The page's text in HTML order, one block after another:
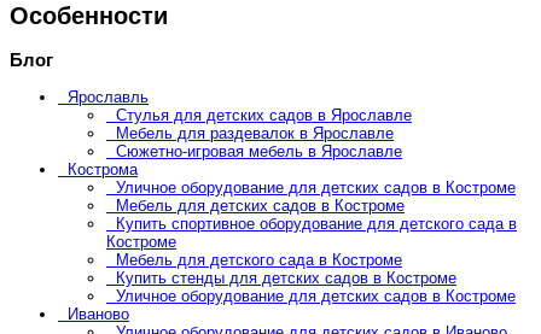
Особенности
Блог
Ярославль
Стулья для детских садов в Ярославле
Мебель для раздевалок в Ярославле
Сюжетно-игровая мебель в Ярославле
Кострома
Уличное оборудование для детских садов в Костроме
Мебель для детских садов в Костроме
Купить спортивное оборудование для детского сада в
Костроме
Мебель для детского сада в Костроме
Купить стенды для детских садов в Костроме
Уличное оборудование для детских садов в Костроме
Иваново